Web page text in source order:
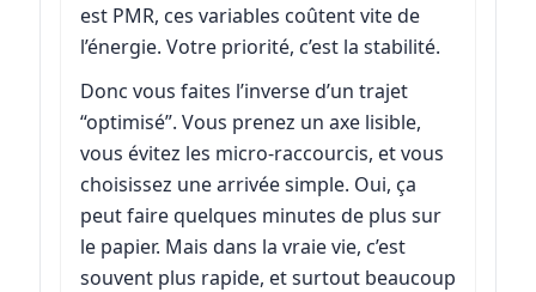
est PMR, ces variables coûtent vite de
l’énergie. Votre priorité, c’est la stabilité.
Donc vous faites l’inverse d’un trajet
“optimisé”. Vous prenez un axe lisible,
vous évitez les micro-raccourcis, et vous
choisissez une arrivée simple. Oui, ça
peut faire quelques minutes de plus sur
le papier. Mais dans la vraie vie, c’est
souvent plus rapide, et surtout beaucoup